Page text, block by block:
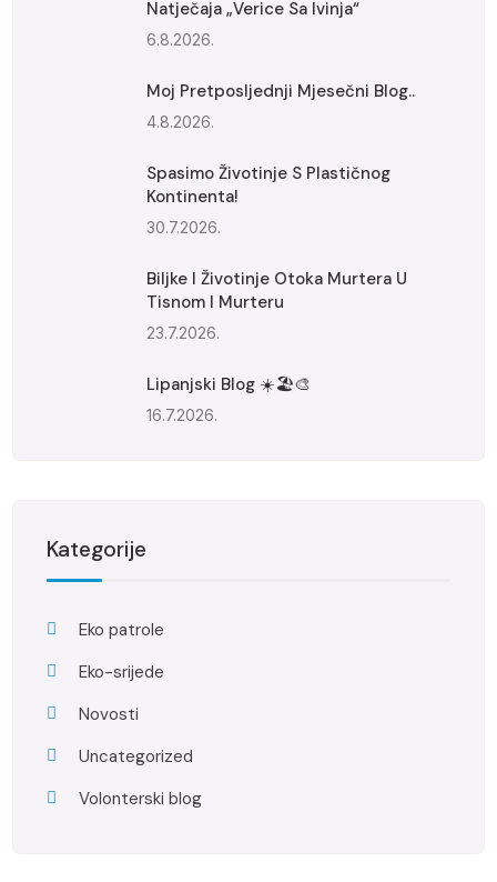
Natječaja „Verice Sa Ivinja“
6.8.2026.
Moj Pretposljednji Mjesečni Blog..
4.8.2026.
Spasimo Životinje S Plastičnog
Kontinenta!
30.7.2026.
Biljke I Životinje Otoka Murtera U
Tisnom I Murteru
23.7.2026.
Lipanjski Blog ☀️🏖️🎨
16.7.2026.
Kategorije
Eko patrole
Eko-srijede
Novosti
Uncategorized
Volonterski blog